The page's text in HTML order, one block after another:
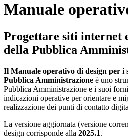
Manuale
Progettare siti internet
della Pubblica
Il Manuale operativo di design per i
Pubblica Amministrazione è uno
Pubblica Amministrazione e i suoi
indicazioni operative per orientare e
realizzazione dei punti di contatto
La versione aggiornata (versione
design corrisponde alla 2025.1.